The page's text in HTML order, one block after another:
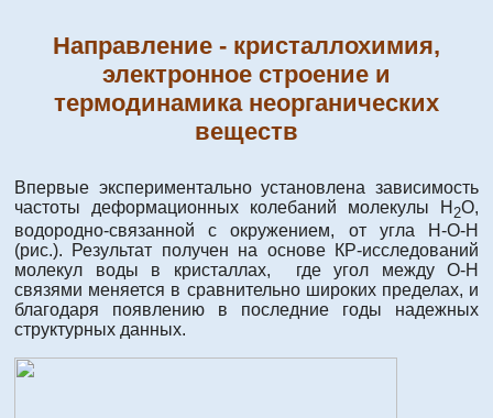
Направление - кристаллохимия,
электронное строение и
термодинамика неорганических
веществ
Впервые экспериментально установлена зависимость
частоты деформационных колебаний молекулы Н 2О,
водородно-связанной с окружением, от угла Н-О-Н
(рис.). Результат получен на основе КР-исследований
молекул воды в кристаллах, где угол между О-Н
связями меняется в сравнительно широких пределах, и
благодаря появлению в последние годы надежных
структурных данных.